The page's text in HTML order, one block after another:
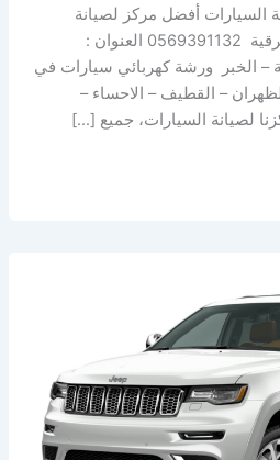
السيارات أفضل مركز لصيانة
السيارات في المنطقة الشرقية 0569391132 العنوان :
– الخبر ورشة كهربائي سيارات في
– القطيف – الاحساء –
لصيانة السيارات، جميع […]